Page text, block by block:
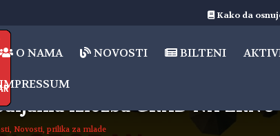
Kako da
O NAMA NOVOSTI BILTENI
IMPRESSUM
izložba GRAD NA ZRNU
,Novosti,prilika za mlade